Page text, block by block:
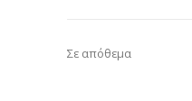
Σε απόθεμα